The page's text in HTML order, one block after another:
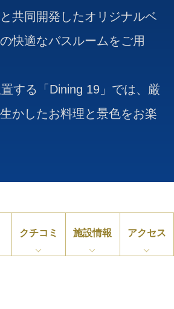
共同開発したオリジナルベ
快適なバスルームをご用
する「Dining 19」では、厳
かしたお料理と景色をお楽
クチコミ 施設情報 アクセス